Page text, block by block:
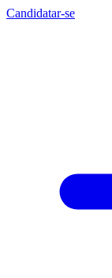
Candidatar-se